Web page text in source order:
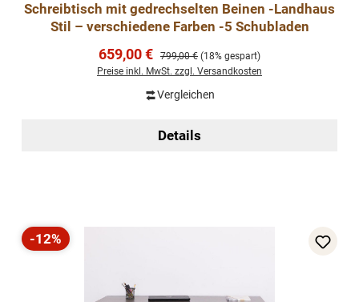
Schreibtisch mit gedrechselten Beinen -Landhaus
Stil – verschiedene Farben -5 Schubladen
Verkaufspreis:
659,00 € Regulärer Preis:
799,00 € (18% gespart)
Preise inkl. MwSt. zzgl. Versandkosten
Vergleichen
Details
Rabatt
-12%